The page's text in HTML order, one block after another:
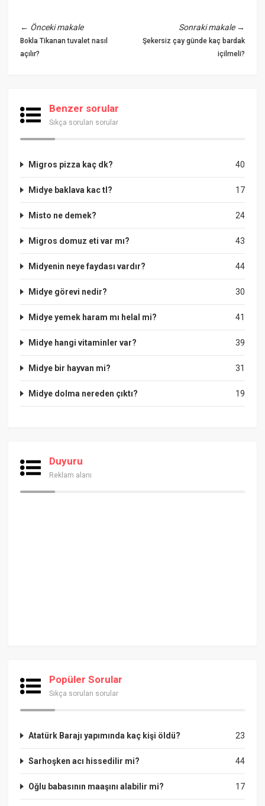
← Önceki makale
Bokla Tikanan tuvalet nasıl
açılır?
Sonraki makale→
Şekersiz çay günde kaç bardak
içilmeli?
Benzer sorular
Sıkça sorulan sorular
40
Migros pizza kaç dk?
17
Midye baklava kac tl?
24
Misto ne demek?
43
Migros domuz eti var mı?
44
Midyenin neye faydası vardır?
30
Midye görevi nedir?
41
Midye yemek haram mı helal mi?
39
Midye hangi vitaminler var?
31
Midye bir hayvan mi?
19
Midye dolma nereden çıktı?
Duyuru
Reklam alanı
Popüler Sorular
Sıkça sorulan sorular
23
Atatürk Barajı yapımında kaç kişi öldü?
44
Sarhoşken acı hissedilir mi?
17
Oğlu babasının maaşını alabilir mi?